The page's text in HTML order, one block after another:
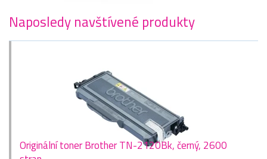
Naposledy navštívené produkty
Originální toner Brother TN-2120Bk, černý, 2600